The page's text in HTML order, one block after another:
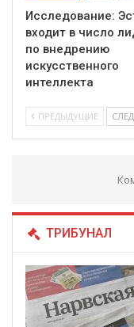
Исследование:
входит в число
по внедрению
искусственного
интеллекта
ПРЕДЫДУЩИЕ
ТРИБУНАЛ